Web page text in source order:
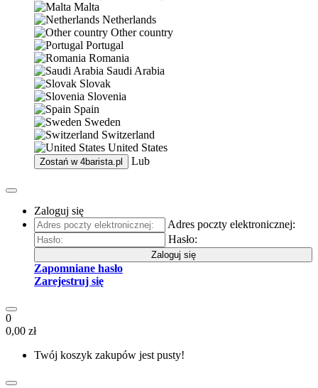
Malta
Netherlands
Other country
Portugal
Romania
Saudi Arabia
Slovak
Slovenia
Spain
Sweden
Switzerland
United States
Zostań w 4barista.pl Lub
Zaloguj się
Adres poczty elektronicznej:
Hasło:
Zaloguj się
Zapomniane hasło
Zarejestruj się
0
0,00 zł
Twój koszyk zakupów jest pusty!